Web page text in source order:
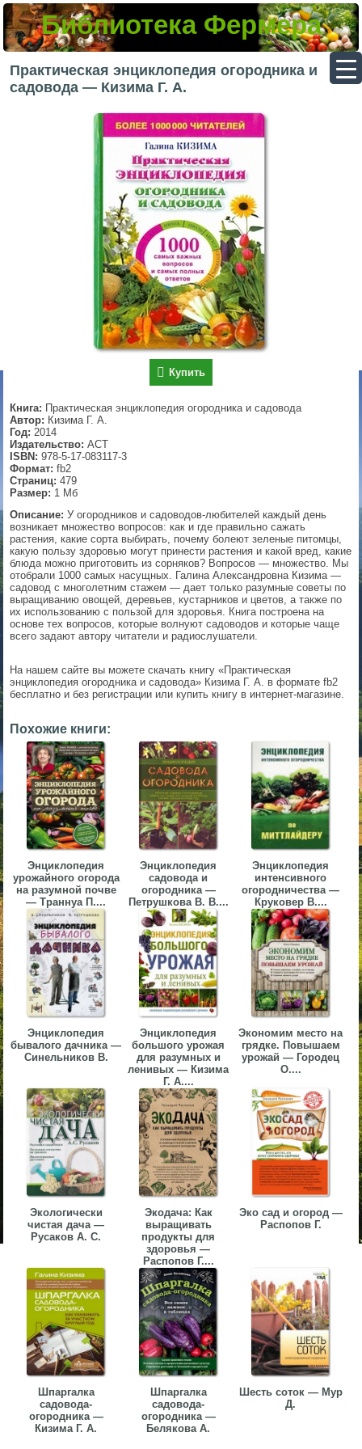
Библиотека Фермера
Практическая энциклопедия огородника и
садовода — Кизима Г. А.
Купить
Книга: Практическая энциклопедия огородника и садовода
Автор: Кизима Г. А.
Год: 2014
Издательство: АСТ
ISBN: 978-5-17-083117-3
Формат: fb2
Страниц: 479
Размер: 1 Мб
Описание: У огородников и садоводов-любителей каждый день
возникает множество вопросов: как и где правильно сажать
растения, какие сорта выбирать, почему болеют зеленые питомцы,
какую пользу здоровью могут принести растения и какой вред, какие
блюда можно приготовить из сорняков? Вопросов — множество. Мы
отобрали 1000 самых насущных. Галина Александровна Кизима —
садовод с многолетним стажем — дает только разумные советы по
выращиванию овощей, деревьев, кустарников и цветов, а также по
их использованию с пользой для здоровья. Книга построена на
основе тех вопросов, которые волнуют садоводов и которые чаще
всего задают автору читатели и радиослушатели.
На нашем сайте вы можете скачать книгу «Практическая
энциклопедия огородника и садовода» Кизима Г. А. в формате fb2
бесплатно и без регистрации или купить книгу в интернет-магазине.
Похожие книги:
Энциклопедия
урожайного огорода
на разумной почве
— Траннуа П....
Энциклопедия
садовода и
огородника —
Петрушкова В. В....
Энциклопедия
интенсивного
огородничества —
Круковер В....
Энциклопедия
бывалого дачника —
Синельников В.
Энциклопедия
большого урожая
для разумных и
ленивых — Кизима
Г. А....
Экономим место на
грядке. Повышаем
урожай — Городец
О....
Экологически
чистая дача —
Русаков А. С.
Экодача: Как
выращивать
продукты для
здоровья —
Распопов Г....
Эко сад и огород —
Распопов Г.
Шпаргалка
садовода-
огородника —
Кизима Г. А.
Шпаргалка
садовода-
огородника —
Белякова А.
Шесть соток — Мур
Д.
▼
▼
▼
▼
▼
▼
▼